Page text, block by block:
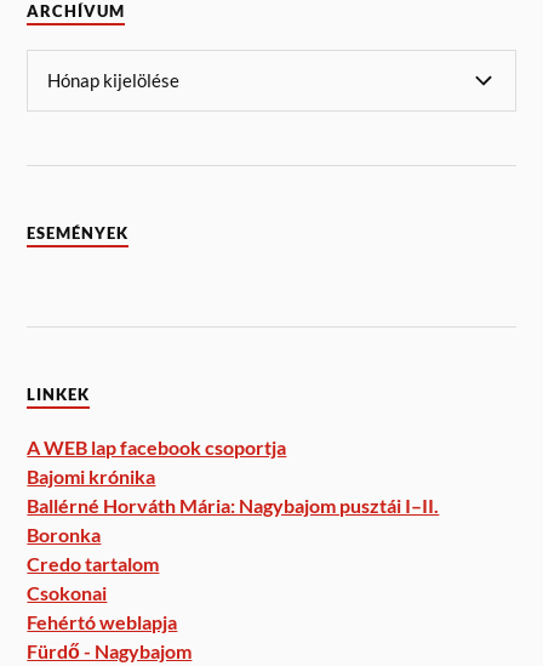
ARCHÍVUM
ESEMÉNYEK
LINKEK
A WEB lap facebook csoportja
Bajomi krónika
Ballérné Horváth Mária: Nagybajom pusztái I–II.
Boronka
Credo tartalom
Csokonai
Fehértó weblapja
Fürdő - Nagybajom